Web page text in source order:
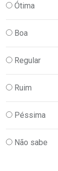
Ótima
Boa
Regular
Ruim
Péssima
Não sabe